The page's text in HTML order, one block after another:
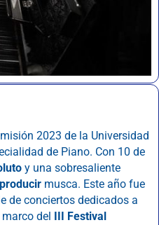
2023 de la Universidad
de Piano. Con 10 de
y una sobresaliente
musca. Este año fue
de conciertos dedicados a
del
III Festival